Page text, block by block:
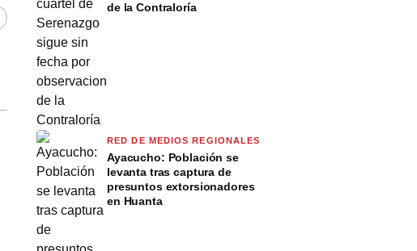
de la Contraloría
RED DE MEDIOS REGIONALES
Ayacucho: Población se
levanta tras captura de
presuntos extorsionadores
en Huanta